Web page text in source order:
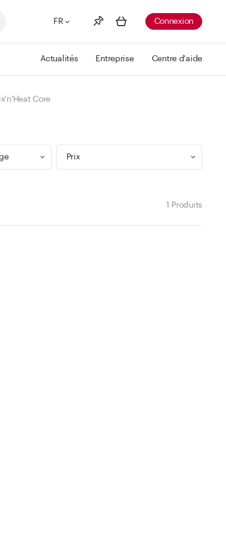
FR
Liste de souhaits Voir plus
Connexion
Actualités Entreprise Centre d'aide
Core
Prix
1 Produits